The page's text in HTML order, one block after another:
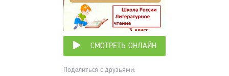
СМОТРЕТЬ ОНЛАЙН
Поделиться с друзьями: